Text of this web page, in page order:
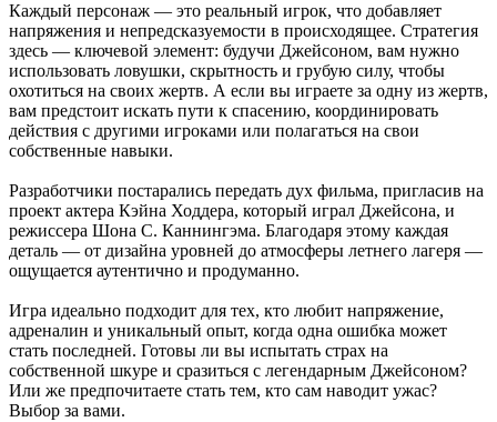
Каждый персонаж — это реальный игрок, что добавляет
напряжения и непредсказуемости в происходящее. Стратегия
здесь — ключевой элемент: будучи Джейсоном, вам нужно
использовать ловушки, скрытность и грубую силу, чтобы
охотиться на своих жертв. А если вы играете за одну из жертв,
вам предстоит искать пути к спасению, координировать
действия с другими игроками или полагаться на свои
собственные навыки.
Разработчики постарались передать дух фильма, пригласив на
проект актера Кэйна Ходдера, который играл Джейсона, и
режиссера Шона С. Каннингэма. Благодаря этому каждая
деталь — от дизайна уровней до атмосферы летнего лагеря —
ощущается аутентично и продуманно.
Игра идеально подходит для тех, кто любит напряжение,
адреналин и уникальный опыт, когда одна ошибка может
стать последней. Готовы ли вы испытать страх на
собственной шкуре и сразиться с легендарным Джейсоном?
Или же предпочитаете стать тем, кто сам наводит ужас?
Выбор за вами.